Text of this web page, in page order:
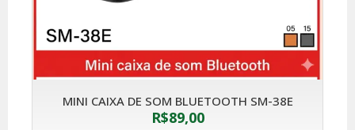
MINI CAIXA DE SOM BLUETOOTH SM-38E
R$89,00